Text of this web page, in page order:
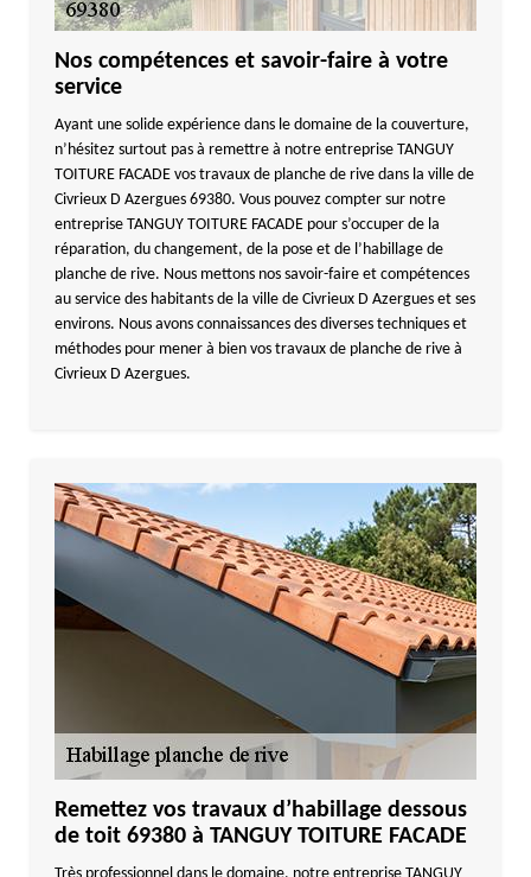
Nos compétences et savoir-faire à votre
service
Ayant une solide expérience dans le domaine de la couverture,
n’hésitez surtout pas à remettre à notre entreprise TANGUY
TOITURE FACADE vos travaux de planche de rive dans la ville de
Civrieux D Azergues 69380. Vous pouvez compter sur notre
entreprise TANGUY TOITURE FACADE pour s’occuper de la
réparation, du changement, de la pose et de l’habillage de
planche de rive. Nous mettons nos savoir-faire et compétences
au service des habitants de la ville de Civrieux D Azergues et ses
environs. Nous avons connaissances des diverses techniques et
méthodes pour mener à bien vos travaux de planche de rive à
Civrieux D Azergues.
Remettez vos travaux d’habillage dessous
de toit 69380 à TANGUY TOITURE FACADE